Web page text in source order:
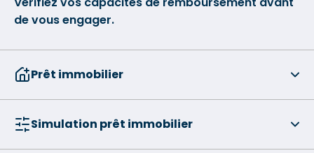
de vous engager.
Prêt immobilier
Simulation prêt immobilier